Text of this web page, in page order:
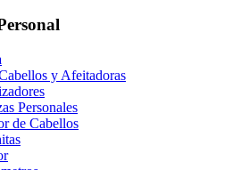
y Afeitadoras
Personales
de Cabellos